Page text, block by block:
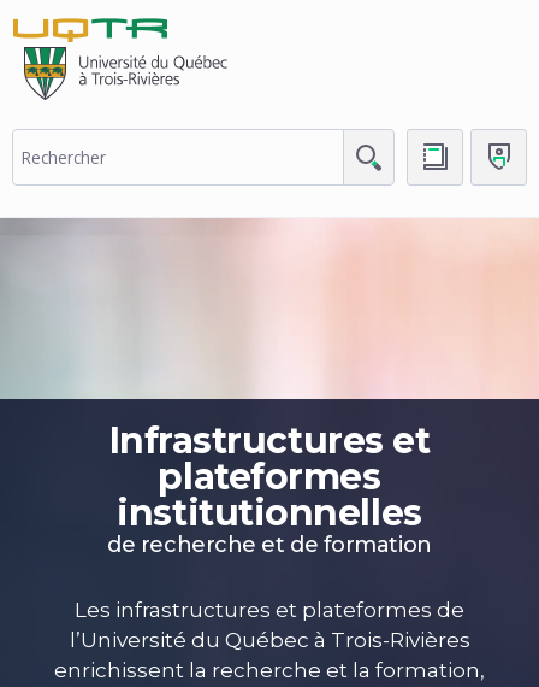
Infrastructures et
plateformes
institutionnelles
de recherche et de formation
Les infrastructures et plateformes de
l’Université du Québec à Trois-Rivières
enrichissent la recherche et la formation,